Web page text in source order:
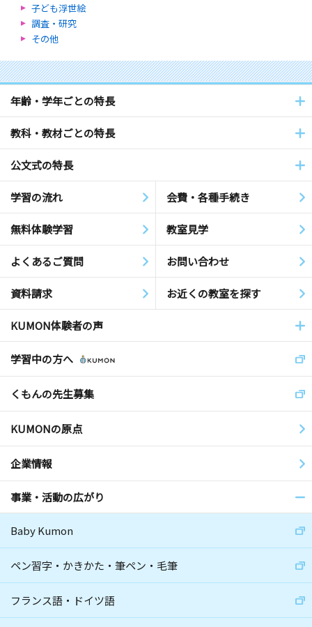
子ども浮世絵
調査・研究
その他
年齢・学年ごとの特長
教科・教材ごとの特長
公文式の特長
学習の流れ 会費・各種手続き
無料体験学習 教室見学
よくあるご質問 お問い合わせ
資料請求 お近くの教室を探す
KUMON体験者の声
学習中の方へ
くもんの先生募集
KUMONの原点
企業情報
事業・活動の広がり
Baby Kumon
ペン習字・かきかた・筆ペン・毛筆
フランス語・ドイツ語